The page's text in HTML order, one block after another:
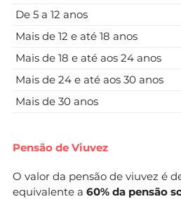
De 5 a 12 anos
Mais de 12 e até 18 anos
Mais de 18 e até aos 24 anos
Mais de 24 e até aos 30 anos
Mais de 30 anos
Pensão de Viuvez
O valor da pensão de viuvez é
equivalente a 60% da pensão